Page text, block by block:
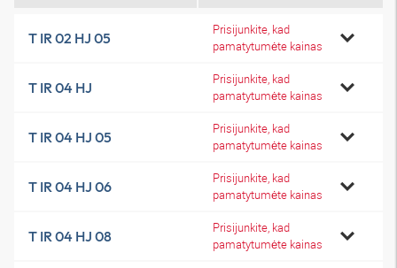
T IR 02 HJ 05
Prisijunkite, kad
pamatytumėte kainas
T IR 04 HJ
Prisijunkite, kad
pamatytumėte kainas
T IR 04 HJ 05
Prisijunkite, kad
pamatytumėte kainas
T IR 04 HJ 06
Prisijunkite, kad
pamatytumėte kainas
T IR 04 HJ 08
Prisijunkite, kad
pamatytumėte kainas